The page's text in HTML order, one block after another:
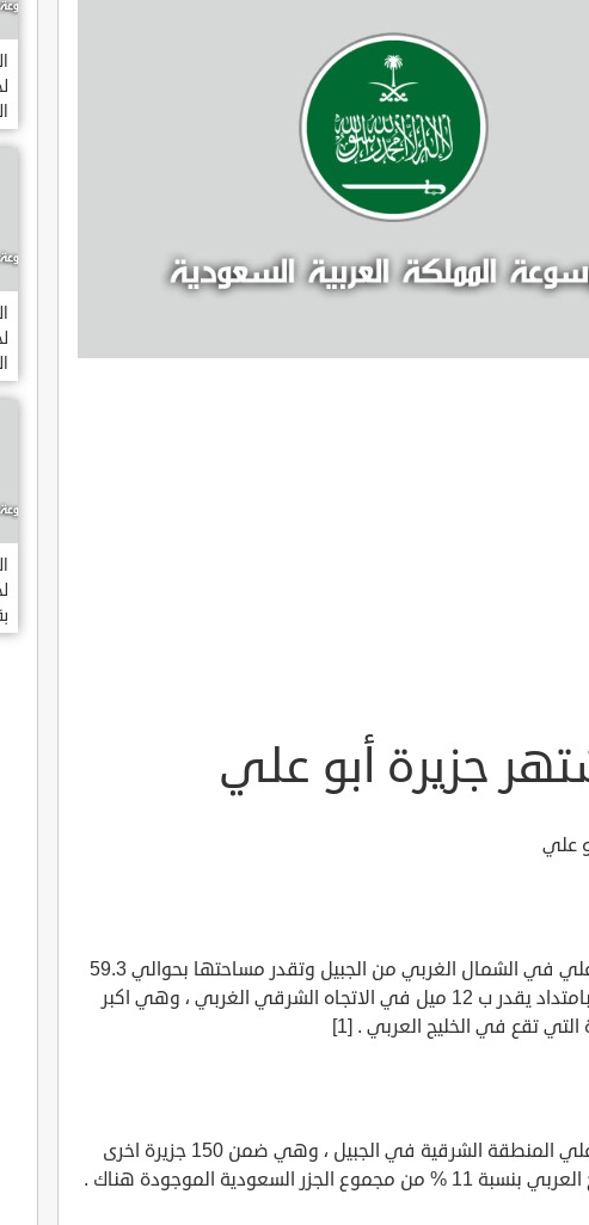
جزيرة أبو علي
علي
تقع جزيرة ابو علي في الشمال الغربي من الجبيل وتقدر مساحتها بحوالي 59.3
كيلو متر مربع بامتداد يقدر ب 12 ميل في الاتجاه الشرقي الغربي ، وهي اكبر
التي تقع في الخليج العربي . [1]
تتبع جزيرة ابو علي المنطقة الشرقية في الجبيل ، وهي ضمن 150 جزيرة اخرى
الجزر السعودية الموجودة هناك .